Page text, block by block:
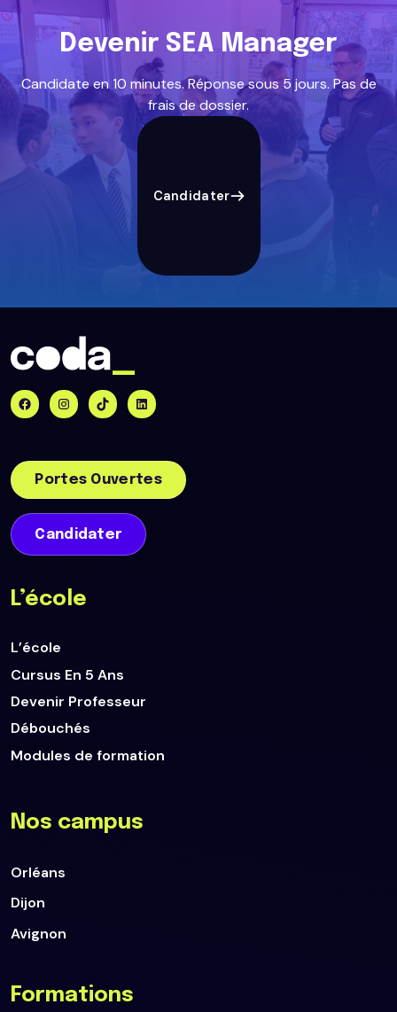
Devenir SEA Manager
Candidate en 10 minutes. Réponse sous 5 jours. Pas de
frais de dossier.
Candidater
Portes Ouvertes
Candidater
L’école
L’école
Cursus En 5 Ans
Devenir Professeur
Débouchés
Modules de formation
Nos campus
Orléans
Dijon
Avignon
Formations